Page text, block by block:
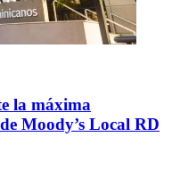
la máxima
Moody’s Local RD